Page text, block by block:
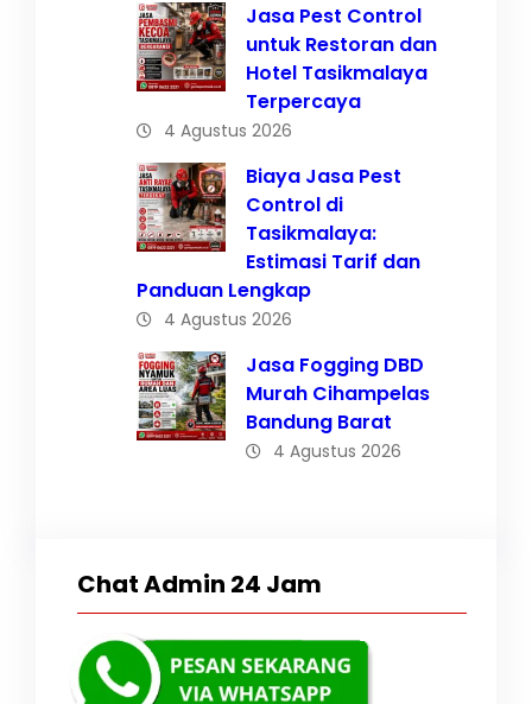
Jasa Pest Control
untuk Restoran dan
Hotel Tasikmalaya
Terpercaya
4 Agustus 2026
Biaya Jasa Pest
Control di
Tasikmalaya:
Estimasi Tarif dan
Panduan Lengkap
4 Agustus 2026
Jasa Fogging DBD
Murah Cihampelas
Bandung Barat
4 Agustus 2026
Chat Admin 24 Jam